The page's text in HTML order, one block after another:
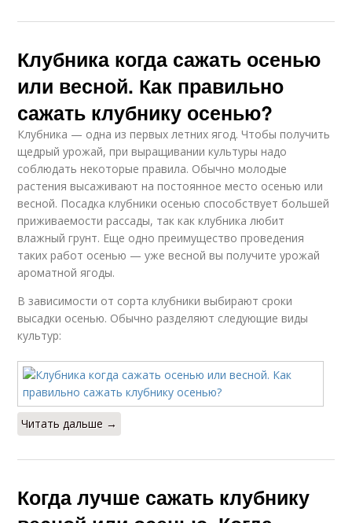
Клубника когда сажать осенью
или весной. Как правильно
сажать клубнику осенью?
Клубника — одна из первых летних ягод. Чтобы получить
щедрый урожай, при выращивании культуры надо
соблюдать некоторые правила. Обычно молодые
растения высаживают на постоянное место осенью или
весной. Посадка клубники осенью способствует большей
приживаемости рассады, так как клубника любит
влажный грунт. Еще одно преимущество проведения
таких работ осенью — уже весной вы получите урожай
ароматной ягоды.
В зависимости от сорта клубники выбирают сроки
высадки осенью. Обычно разделяют следующие виды
культур:
Читать дальше →
Когда лучше сажать клубнику